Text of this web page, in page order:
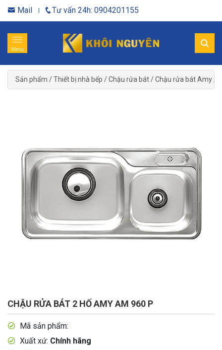
Mail Tư vấn 24h: 0904201155
Menu
Sản phẩm /Thiết bị nhà bếp /Chậu rửa bát/Chậu rửa bát Amy/
CHẬU RỬA BÁT 2 HỐ AMY AM 960 P
Mã sản phẩm:
Xuất xứ: Chính hãng